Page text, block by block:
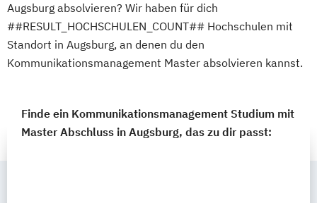
Augsburg absolvieren? Wir haben für dich
##RESULT_HOCHSCHULEN_COUNT## Hochschulen mit
Standort in Augsburg, an denen du den
Kommunikationsmanagement Master absolvieren kannst.
Finde ein Kommunikationsmanagement Studium mit
Master Abschluss in Augsburg, das zu dir passt: